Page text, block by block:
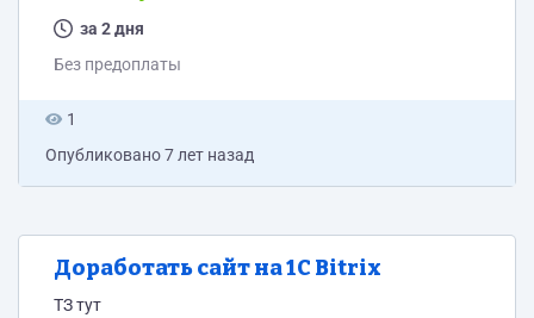
за 2 дня
Без предоплаты
1
Опубликовано7 лет назад
Доработать сайт на 1С Bitrix
ТЗ тут